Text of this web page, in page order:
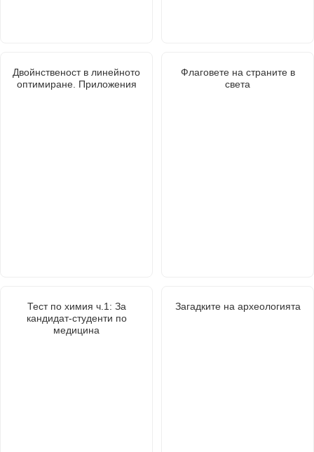
Двойнственост в линейното
оптимиране. Приложения
Флаговете на страните в
света
Тест по химия ч.1: За
кандидат-студенти по
медицина
Загадките на археологията